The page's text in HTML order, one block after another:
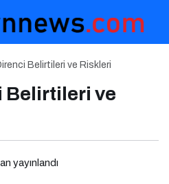
Belirtileri ve Riskleri
Belirtileri ve
yayınlandı
Stres